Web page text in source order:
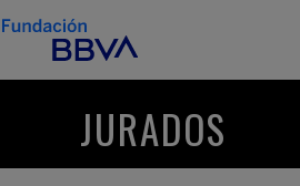
JURADOS